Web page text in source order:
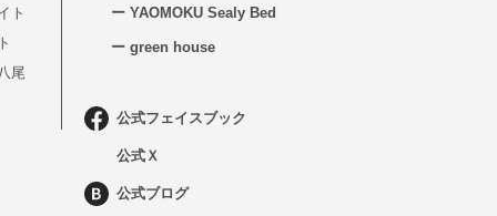
ー YAOMOKU Sealy Bed
ー green house
公式フェイスブック
公式Ｘ
公式ブログ
ト
尾